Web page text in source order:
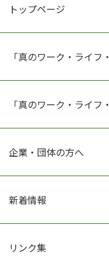
トップページ
「真のワーク・ライフ
「真のワーク・ライ
企業・団体の方へ
新着情報
リンク集